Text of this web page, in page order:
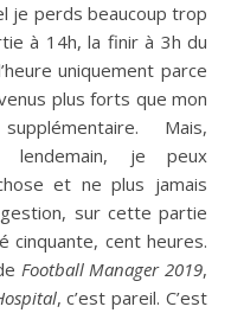
je perds beaucoup trop
à 14h, la finir à 3h du
uniquement parce
plus forts que mon
Mais,
lendemain, je peux
et ne plus jamais
sur cette partie
cinquante, cent heures.
Football Manager 2019,
, c’est pareil. C’est